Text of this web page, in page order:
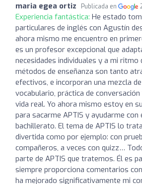
maria egea ortiz Publicada en
Experiencia fantástica: He estado
particulares de inglés con Agustín
ahora mismo me encuentro en
es un profesor excepcional que
necesidades individuales y a mi ritmo
métodos de enseñanza son tanto
efectivos, e incorporan una mezcla
vocabulario, práctica de
vida real. Yo ahora mismo estoy en
para sacarme APTIS y ayudarme con
bachillerato. El tema de APTIS lo
divertida como por ejemplo: con
compañeros, a veces con quizz…
parte de APTIS que tratemos. Él es
siempre proporciona comentarios
ha mejorado significativamente mi